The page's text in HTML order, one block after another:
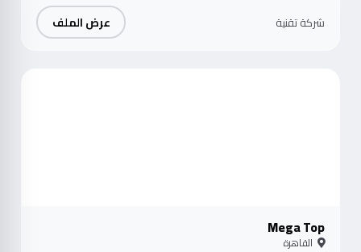
شركة تقنية عرض الملف
Mega Top
القاهرة